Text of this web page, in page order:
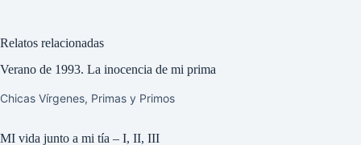
Relatos relacionadas
Verano de 1993. La inocencia de mi prima
Chicas Vírgenes, Primas y Primos
MI vida junto a mi tía – I, II, III